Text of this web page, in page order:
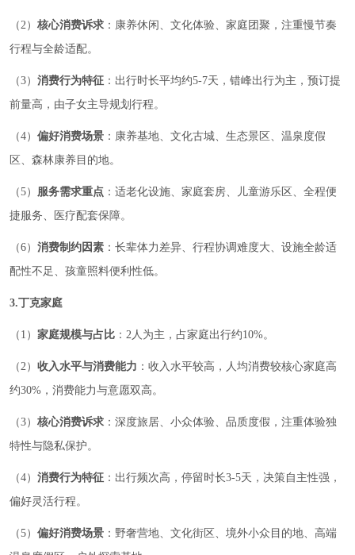
（2） 核心消费诉求 ：康养休闲、文化体验、家庭团聚，注重慢节奏
行程与全龄适配。
（3） 消费行为特征 ：出行时长平均约5-7天，错峰出行为主，预订提
前量高，由子女主导规划行程。
（4） 偏好消费场景 ：康养基地、文化古城、生态景区、温泉度假
区、森林康养目的地。
（5） 服务需求重点 ：适老化设施、家庭套房、儿童游乐区、全程便
捷服务、医疗配套保障。
（6） 消费制约因素 ：长辈体力差异、行程协调难度大、设施全龄适
配性不足、孩童照料便利性低。
3.丁克家庭
（1） 家庭规模与占比 ：2人为主，占家庭出行约10%。
（2） 收入水平与消费能力 ：收入水平较高，人均消费较核心家庭高
约30%，消费能力与意愿双高。
（3） 核心消费诉求 ：深度旅居、小众体验、品质度假，注重体验独
特性与隐私保护。
（4） 消费行为特征 ：出行频次高，停留时长3-5天，决策自主性强，
偏好灵活行程。
（5） 偏好消费场景 ：野奢营地、文化街区、境外小众目的地、高端